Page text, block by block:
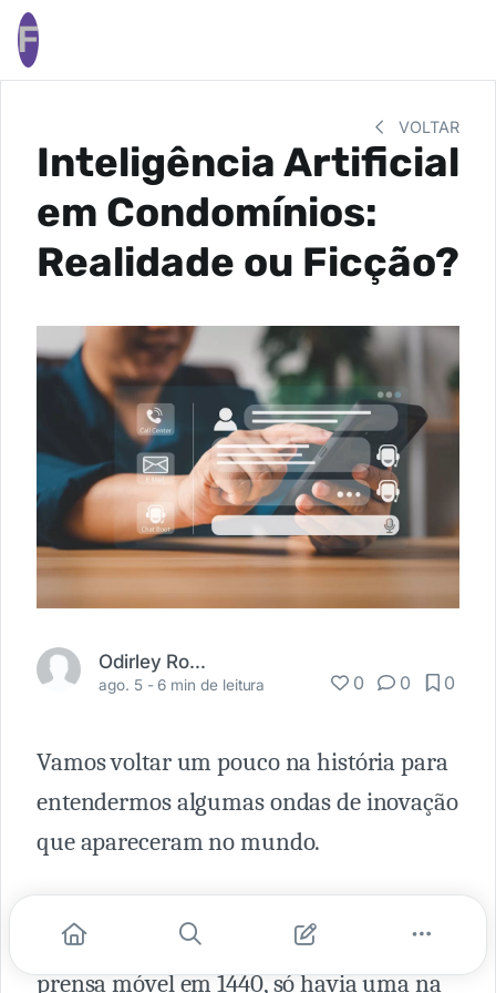
F
VOLTAR
Inteligência Artificial
em Condomínios:
Realidade ou Ficção?
Odirley Rocha
ago. 5 -6 min de leitura 0 0 0
Vamos voltar um pouco na história para
entendermos algumas ondas de inovação
que apareceram no mundo.
Quando o grande Gutenberg inventou a
prensa móvel em 1440, só havia uma na